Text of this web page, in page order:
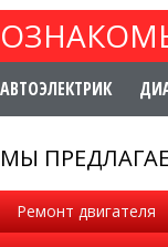
АВТОЭЛЕКТРИК
МЫ
Ремонт двигателя